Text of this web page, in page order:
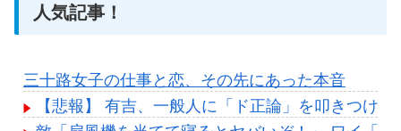
人気記事！
三十路女子の仕事と恋、その先にあった本音
【悲報】 有吉、一般人に「ド正論」を叩きつけ